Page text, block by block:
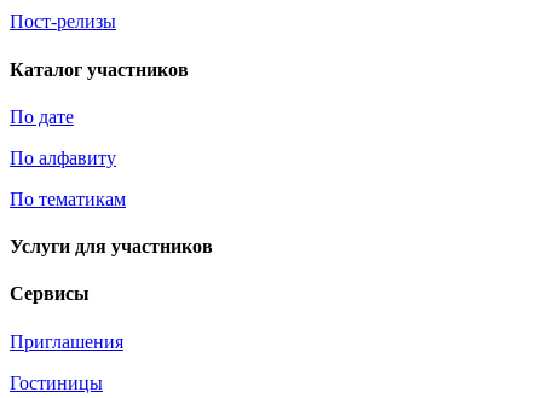
Пост-релизы
Каталог участников
По дате
По алфавиту
По тематикам
Услуги для участников
Сервисы
Приглашения
Гостиницы